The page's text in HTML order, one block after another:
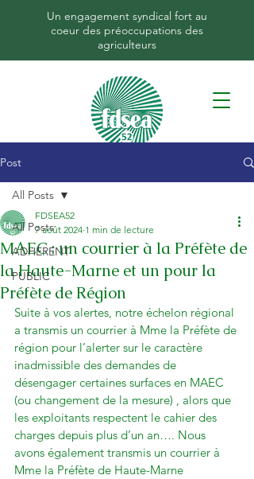
Un engagement syndical fort au
coeur des préoccupations des
agriculteurs
Post
All Posts
ADHERENT
PUBLIC
All Posts
MAEC : un courrier à la Préfète de
la Haute-Marne et un pour la
Préfète de Région
FDSEA52
7 août 2024 1 min de lecture
Suite à vos alertes, notre échelon régional
a transmis un courrier à Mme la Préfète de
région pour l’alerter sur le caractère
inadmissible des demandes de
désengager certaines surfaces en MAEC
(ou changement de la mesure) , alors que
les exploitants respectent le cahier des
charges depuis plus d’un an…. Nous
avons également transmis un courrier à
Mme la Préfète de Haute-Marne